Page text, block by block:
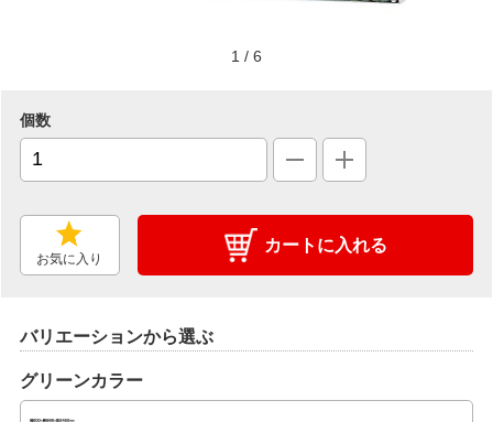
1 / 6
個数
お気に入り
カートに入れる
バリエーションから選ぶ
グリーンカラー